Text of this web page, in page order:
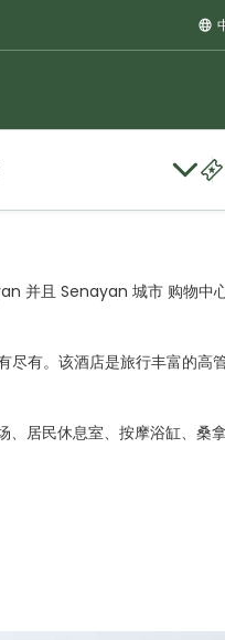
并且 Senayan 城市 购物中
有。该酒店是旅行丰富的高
、居民休息室、按摩浴缸、桑